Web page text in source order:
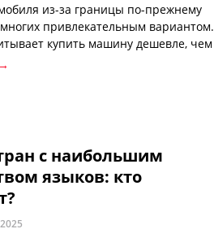
из-за границы по-прежнему
многих привлекательным вариантом.
купить машину дешевле, чем
рынке, кто-то ищет модель, которой
с наибольшим
языков: кто